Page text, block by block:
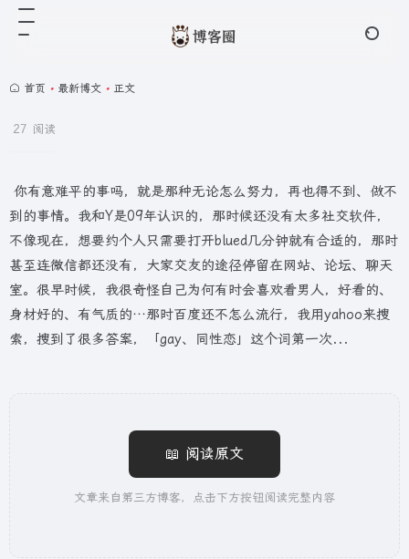
首页 • 最新博文 • 正文
27 阅读
你有意难平的事吗，就是那种无论怎么努力，再也得不到、做不
到的事情。我和Y是09年认识的，那时候还没有太多社交软件，
不像现在，想要约个人只需要打开blued几分钟就有合适的，那时
甚至连微信都还没有，大家交友的途径停留在网站、论坛、聊天
室。很早时候，我很奇怪自己为何有时会喜欢看男人，好看的、
身材好的、有气质的…那时百度还不怎么流行，我用yahoo来搜
索，搜到了很多答案，「gay、同性恋」这个词第一次...
📖 阅读原文
文章来自第三方博客，点击下方按钮阅读完整内容